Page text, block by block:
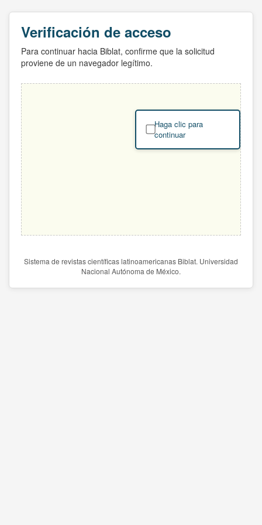
Verificación de acceso
Para continuar hacia Biblat, confirme que la solicitud
proviene de un navegador legítimo.
Haga clic para
continuar
Sistema de revistas científicas latinoamericanas Biblat. Universidad
Nacional Autónoma de México.